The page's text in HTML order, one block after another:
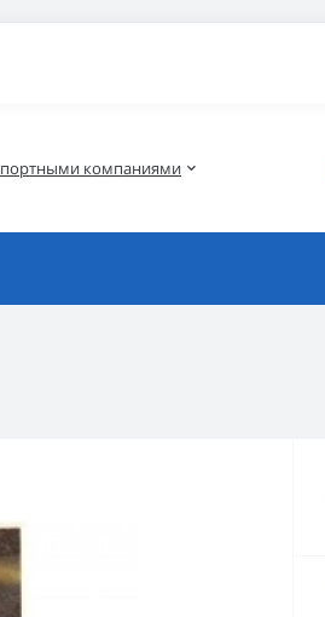
компаниями